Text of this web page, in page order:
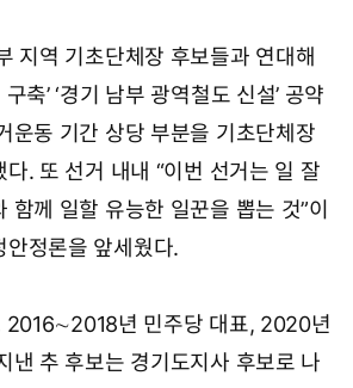
지역 기초단체장 후보들과 연대해
축’ ‘경기 남부 광역철도 신설’ 공약
운동 기간 상당 부분을 기초단체장
. 또 선거 내내 “이번 선거는 일 잘
함께 일할 유능한 일꾼을 뽑는 것”이
안정론을 앞세웠다.
2016∼2018년 민주당 대표, 2020년
낸 추 후보는 경기도지사 후보로 나